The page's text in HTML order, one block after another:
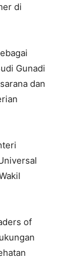
di
Gunadi
dan
of